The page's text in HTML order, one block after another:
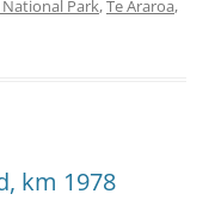
Park,Te Araroa,
km 1978